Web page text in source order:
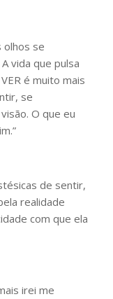
olhos se
vida que pulsa
é muito mais
se
O que eu
de sentir,
realidade
com que ela
irei me